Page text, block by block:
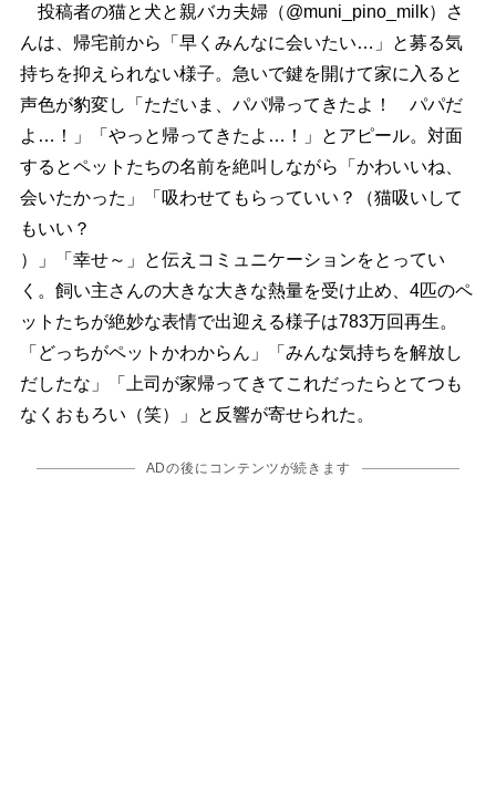
投稿者の猫と犬と親バカ夫婦（@muni_pino_milk）さ
んは、帰宅前から「早くみんなに会いたい…」と募る気
持ちを抑えられない様子。急いで鍵を開けて家に入ると
声色が豹変し「ただいま、パパ帰ってきたよ！ パパだ
よ…！」「やっと帰ってきたよ…！」とアピール。対面
するとペットたちの名前を絶叫しながら「かわいいね、
会いたかった」「吸わせてもらっていい？（猫吸いして
もいい？
）」「幸せ～」と伝えコミュニケーションをとってい
く。飼い主さんの大きな大きな熱量を受け止め、4匹のペ
ットたちが絶妙な表情で出迎える様子は783万回再生。
「どっちがペットかわからん」「みんな気持ちを解放し
だしたな」「上司が家帰ってきてこれだったらとてつも
なくおもろい（笑）」と反響が寄せられた。
ADの後にコンテンツが続きます